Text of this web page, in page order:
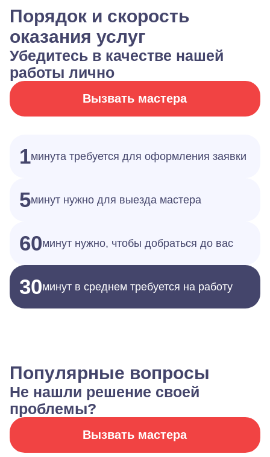
Порядок и скорость
оказания услуг
Убедитесь в качестве нашей
работы лично
Вызвать мастера
1минута требуется для оформления заявки
5минут нужно для выезда мастера
60минут нужно, чтобы добраться до вас
30минут в среднем требуется на работу
Популярные вопросы
Не нашли решение своей
проблемы?
Вызвать мастера